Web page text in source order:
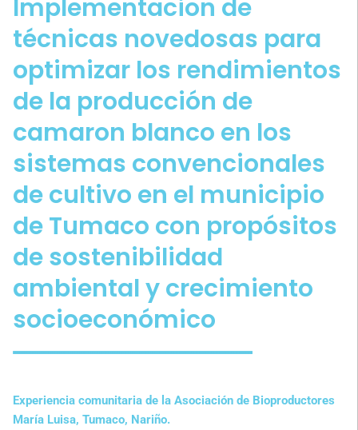
Implementacion de
técnicas novedosas para
optimizar los rendimientos
de la producción de
camaron blanco en los
sistemas convencionales
de cultivo en el municipio
de Tumaco con propósitos
de sostenibilidad
ambiental y crecimiento
socioeconómico
Experiencia comunitaria de la Asociación de Bioproductores
María Luisa, Tumaco, Nariño.